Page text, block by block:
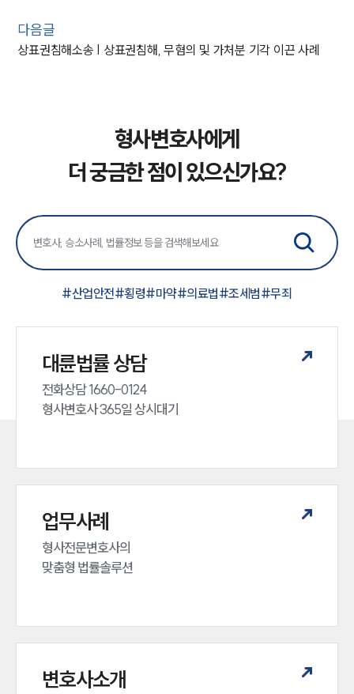
다음글
상표권침해소송 | 상표권침해, 무혐의 및 가처분 기각 이끈 사례
형사변호사에게
더 궁금한 점이 있으신가요?
#산업안전#횡령#마약#의료법#조세범#무죄
대륜법률 상담
전화상담 1660-0124
형사변호사 365일 상시대기
업무사례
형사전문변호사의
맞춤형 법률솔루션
변호사소개